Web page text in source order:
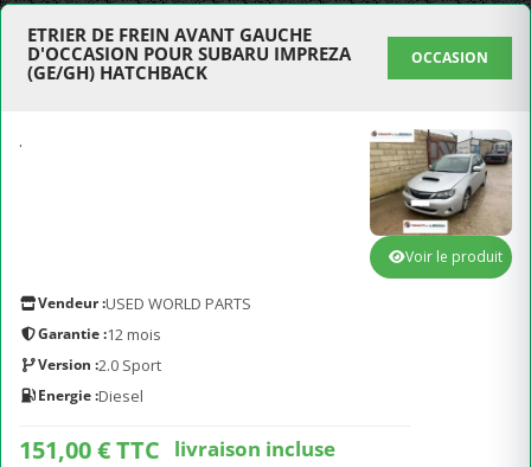
ETRIER DE FREIN AVANT GAUCHE
D'OCCASION POUR SUBARU IMPREZA
(GE/GH) HATCHBACK
OCCASION
.
Vendeur :USED WORLD PARTS
Garantie :12 mois
Version :2.0 Sport
Energie :Diesel
151,00 € TTC livraison incluse
Voir le produit